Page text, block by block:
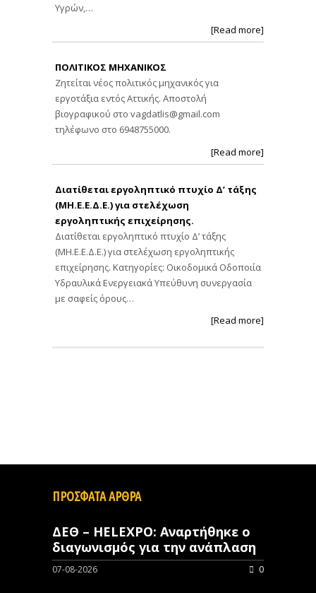
Υγρών,…
[Read more]
ΠΟΛΙΤΙΚΟΣ ΜΗΧΑΝΙΚΟΣ
Ζητείται νέος πολιτικός μηχανικός για
εργοτάξια εντός Αττικής. Αποστολή
βιογραφικού στο vagdatlis@gmail.com
τηλέφωνο στο 6948755000.
[Read more]
Διατίθεται εργοληπτικό πτυχίο Δ’ τάξης
(ΜΗ.Ε.Ε.Δ.Ε.) για στελέχωση
εργοληπτικής επιχείρησης.
Διατίθεται εργοληπτικό πτυχίο Δ’ τάξης
(ΜΗ.Ε.Ε.Δ.Ε.) για στελέχωση εργοληπτικής
επιχείρησης. Κατηγορίες: Οικοδομικά Οδοποιία
Υδραυλικά Ενεργειακά Υπεύθυνη συνεργασία
με σαφείς όρους…
[Read more]
ΠΡΟΣΦΑΤΑ ΑΡΘΡΑ
ΔΕΘ – HELEXPO: Αναρτήθηκε ο
διαγωνισμός για την ανάπλαση
07-08-2026 0